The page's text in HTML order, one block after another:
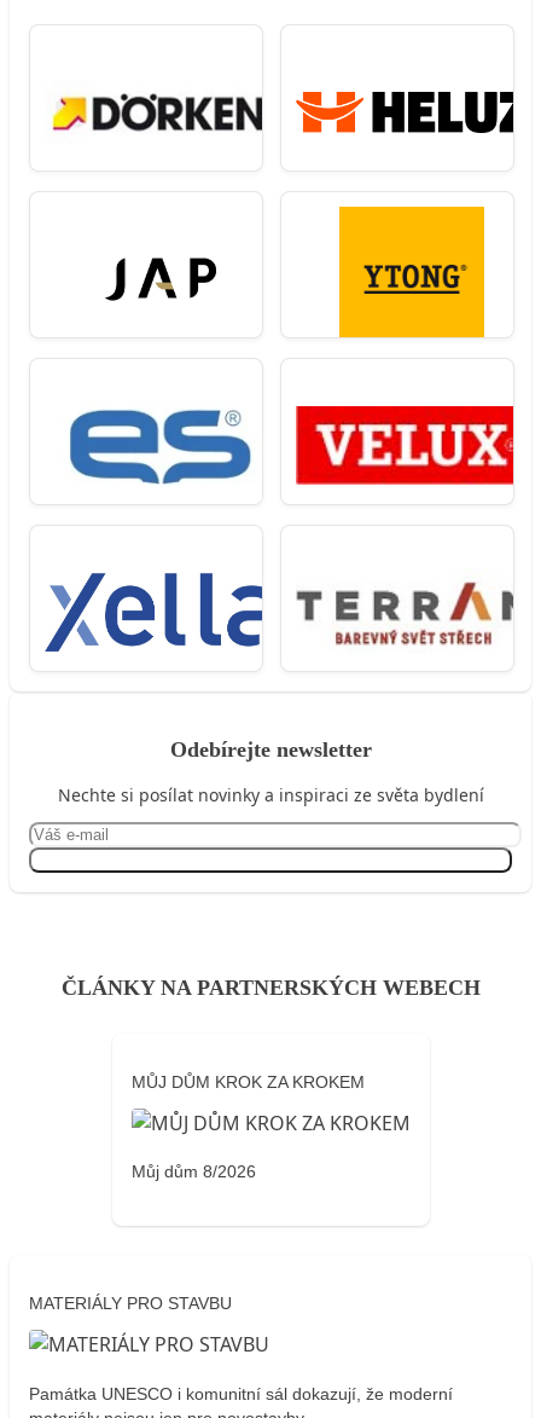
Odebírejte newsletter
Nechte si posílat novinky a inspiraci ze světa bydlení
ČLÁNKY NA PARTNERSKÝCH WEBECH
MŮJ DŮM KROK ZA KROKEM
Můj dům 8/2026
MATERIÁLY PRO STAVBU
Památka UNESCO i komunitní sál dokazují, že moderní